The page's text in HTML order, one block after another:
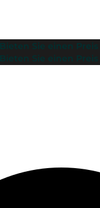
Bieten Sie einen Preis
Bieten Sie einen Preis